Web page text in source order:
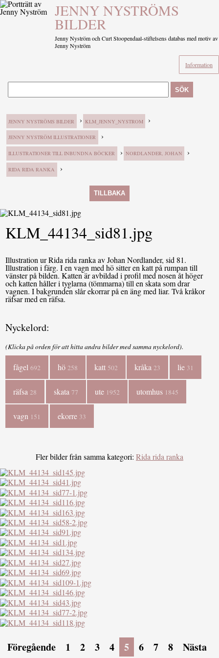
JENNY NYSTRÖMS
BILDER
Jenny Nyström och Curt Stoopendaal-stiftelsens databas med motiv av
Jenny Nyström
Information
SÖK
JENNY NYSTRÖMS BILDER › KLM_JENNY_NYSTROM ›
JENNY NYSTRÖM ILLUSTRATIONER ›
ILLUSTRATIONER TILL INBUNDNA BÖCKER › NORDLANDER, JOHAN ›
RIDA RIDA RANKA ›
TILLBAKA
KLM_44134_sid81.jpg
Illustration ur Rida rida ranka av Johan Nordlander, sid 81.
Illustration i färg. I en vagn med hö sitter en katt på rumpan till
vänster på bilden. Katten är avbildad i profil med nosen åt höger
och katten håller i tyglarna (tömmarna) till en skata som drar
vagnen. I bakgrunden slår ekorrar på en äng med liar. Två kråkor
räfsar med en räfsa.
Nyckelord:
(Klicka på orden för att hitta andra bilder med samma nyckelord).
fågel692 hö 258 katt 502 kråka 23 lie 31
räfsa 28 skata 77 ute 1952 utomhus 1845
vagn 151 ekorre 33
Fler bilder från samma kategori: Rida rida ranka
Föregående 1 2 3 4 5 6 7 8 Nästa